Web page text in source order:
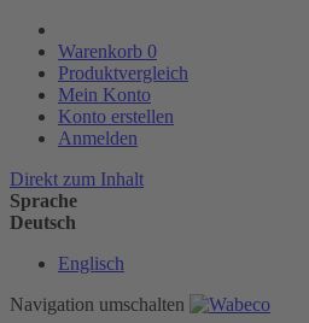
Warenkorb 0
Produktvergleich
Mein Konto
Konto erstellen
Anmelden
Direkt zum Inhalt
Sprache
Deutsch
Englisch
Navigation umschalten